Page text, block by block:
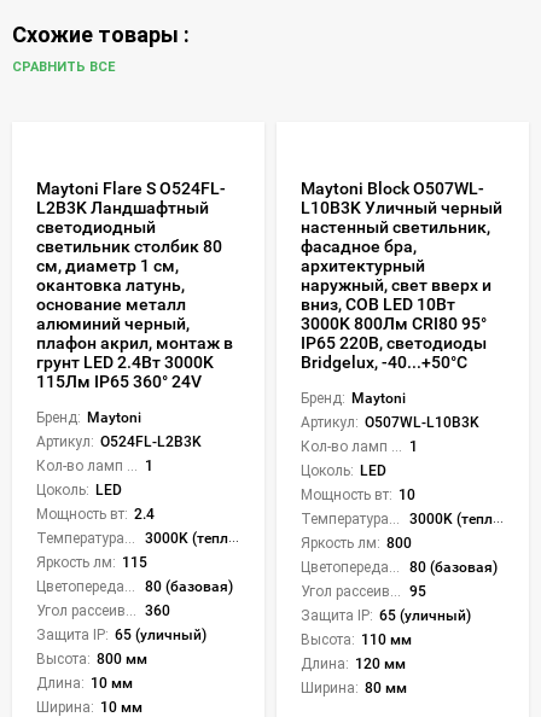
Схожие товары :
СРАВНИТЬ ВСЕ
Maytoni Flare S O524FL-
L2B3K Ландшафтный
светодиодный
светильник столбик 80
см, диаметр 1 см,
окантовка латунь,
основание металл
алюминий черный,
плафон акрил, монтаж в
грунт LED 2.4Вт 3000K
115Лм IP65 360° 24V
Бренд: Maytoni
Артикул: O524FL-L2B3K
1
Цоколь: LED
Мощность вт: 2.4
3000K (теплый)
Яркость лм: 115
80 (базовая)
360
Защита IP: 65 (уличный)
Высота: 800 мм
Длина: 10 мм
Ширина: 10 мм
Maytoni Block O507WL-
L10B3K Уличный черный
настенный светильник,
фасадное бра,
архитектурный
наружный, свет вверх и
вниз, COB LED 10Вт
3000K 800Лм CRI80 95°
IP65 220В, светодиоды
Bridgelux, -40...+50°C
Бренд: Maytoni
Артикул: O507WL-L10B3K
1
Цоколь: LED
Мощность вт: 10
3000K (теплый)
Яркость лм: 800
80 (базовая)
95
Защита IP: 65 (уличный)
Высота: 110 мм
Длина: 120 мм
Ширина: 80 мм